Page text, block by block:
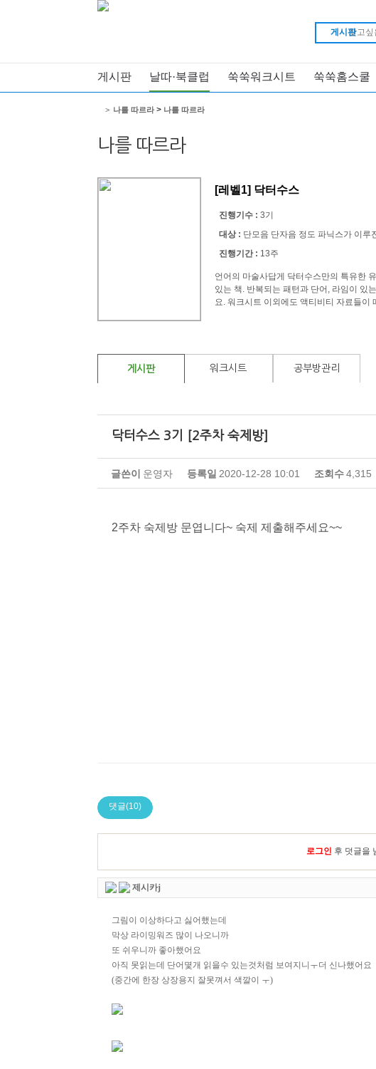
게시판
게시판 날따·북클럽 쑥쑥워크시트 쑥쑥홈스쿨
나를 따르라
> 나를 따르라 > 나를 따르라
[레벨1] 닥터수스
진행기수 : 3기
대상 : 단모음 단자음 정도 파닉스가 이루
진행기간 : 13주
언어의 마술사답게 닥터수스만의 특유한
있는 책. 반복되는 패턴과 단어, 라임이 있
요. 워크시트 이외에도 액티비티 자료들이
게시판 워크시트 공부방관리
닥터수스 3기 [2주차 숙제방]
글쓴이 운영자 등록일 2020-12-28 10:01 조회수4,315
2주차 숙제방 문엽니다~ 숙제 제출해주세요~~
댓글(10)
로그인 후 덧글을
제시카j
그림이 이상하다고 싫어했는데
막상 라이밍워즈 많이 나오니까
또 쉬우니까 좋아했어요
아직 못읽는데 단어몇개 읽을수 있는것처럼 보여지니ㅜ더 신나했어요
(중간에 한장 상장용지 잘못껴서 색깔이 ㅜ)